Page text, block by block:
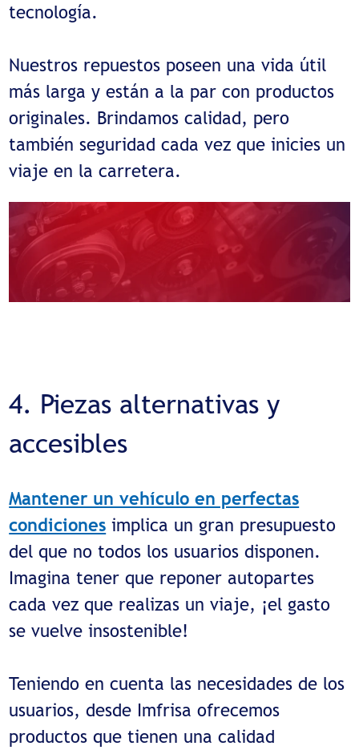
tecnología.
Nuestros repuestos poseen una vida útil
más larga y están a la par con productos
originales. Brindamos calidad, pero
también seguridad cada vez que inicies un
viaje en la carretera.
4. Piezas alternativas y
accesibles
Mantener un vehículo en perfectas
condiciones implica un gran presupuesto
del que no todos los usuarios disponen.
Imagina tener que reponer autopartes
cada vez que realizas un viaje, ¡el gasto
se vuelve insostenible!
Teniendo en cuenta las necesidades de los
usuarios, desde Imfrisa ofrecemos
productos que tienen una calidad